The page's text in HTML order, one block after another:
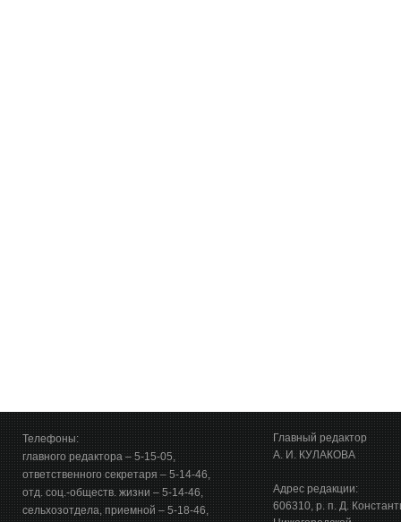
Телефоны:
главного редактора – 5-15-05,
ответственного секретаря – 5-14-46,
отд. соц.-обществ. жизни – 5-14-46,
сельхозотдела, приемной – 5-18-46,
Главный редактор
А. И. КУЛАКОВА
Адрес редакции:
606310, р. п. Д.